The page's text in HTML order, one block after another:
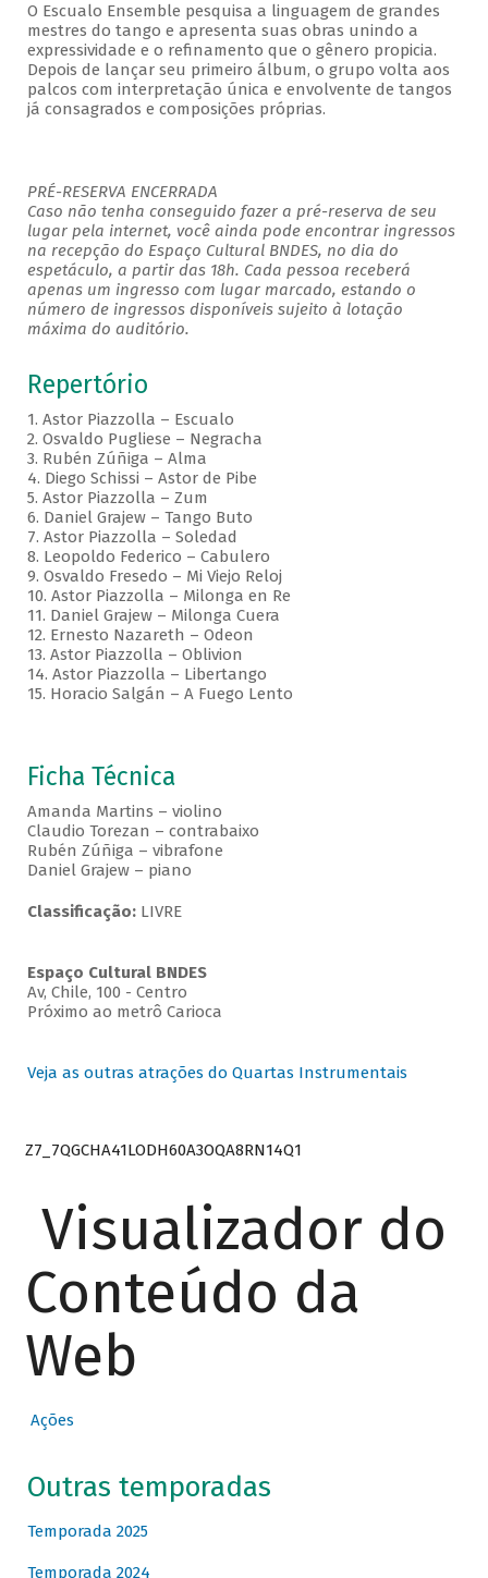
O Escualo Ensemble pesquisa a linguagem de grandes
mestres do tango e apresenta suas obras unindo a
expressividade e o refinamento que o gênero propicia.
Depois de lançar seu primeiro álbum, o grupo volta aos
palcos com interpretação única e envolvente de tangos
já consagrados e composições próprias.
PRÉ-RESERVA ENCERRADA
Caso não tenha conseguido fazer a pré-reserva de seu
lugar pela internet, você ainda pode encontrar ingressos
na recepção do Espaço Cultural BNDES, no dia do
espetáculo, a partir das 18h. Cada pessoa receberá
apenas um ingresso com lugar marcado, estando o
número de ingressos disponíveis sujeito à lotação
máxima do auditório.
Repertório
1. Astor Piazzolla – Escualo
2. Osvaldo Pugliese – Negracha
3. Rubén Zúñiga – Alma
4. Diego Schissi – Astor de Pibe
5. Astor Piazzolla – Zum
6. Daniel Grajew – Tango Buto
7. Astor Piazzolla – Soledad
8. Leopoldo Federico – Cabulero
9. Osvaldo Fresedo – Mi Viejo Reloj
10. Astor Piazzolla – Milonga en Re
11. Daniel Grajew – Milonga Cuera
12. Ernesto Nazareth – Odeon
13. Astor Piazzolla – Oblivion
14. Astor Piazzolla – Libertango
15. Horacio Salgán – A Fuego Lento
Ficha Técnica
Amanda Martins – violino
Claudio Torezan – contrabaixo
Rubén Zúñiga – vibrafone
Daniel Grajew – piano
Classificação: LIVRE
Espaço Cultural BNDES
Av, Chile, 100 - Centro
Próximo ao metrô Carioca
Veja as outras atrações do Quartas Instrumentais
Z7_7QGCHA41LODH60A3OQA8RN14Q1
Visualizador do
Conteúdo da
Web
Ações
Outras temporadas
Temporada 2025
Temporada 2024